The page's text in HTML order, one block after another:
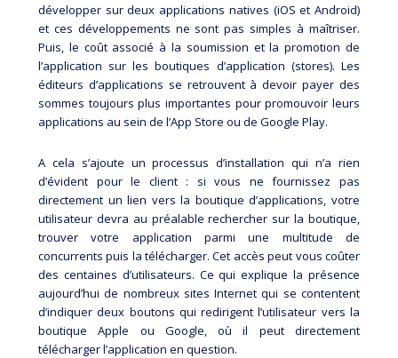
développer sur deux applications natives (iOS et Android)
et ces développements ne sont pas simples à maîtriser.
Puis, le coût associé à la soumission et la promotion de
l’application sur les boutiques d’application (stores). Les
éditeurs d’applications se retrouvent à devoir payer des
sommes toujours plus importantes pour promouvoir leurs
applications au sein de l’App Store ou de Google Play.
A cela s’ajoute un processus d’installation qui n’a rien
d’évident pour le client : si vous ne fournissez pas
directement un lien vers la boutique d’applications, votre
utilisateur devra au préalable rechercher sur la boutique,
trouver votre application parmi une multitude de
concurrents puis la télécharger. Cet accès peut vous coûter
des centaines d’utilisateurs. Ce qui explique la présence
aujourd’hui de nombreux sites Internet qui se contentent
d’indiquer deux boutons qui redirigent l’utilisateur vers la
boutique Apple ou Google, où il peut directement
télécharger l’application en question.